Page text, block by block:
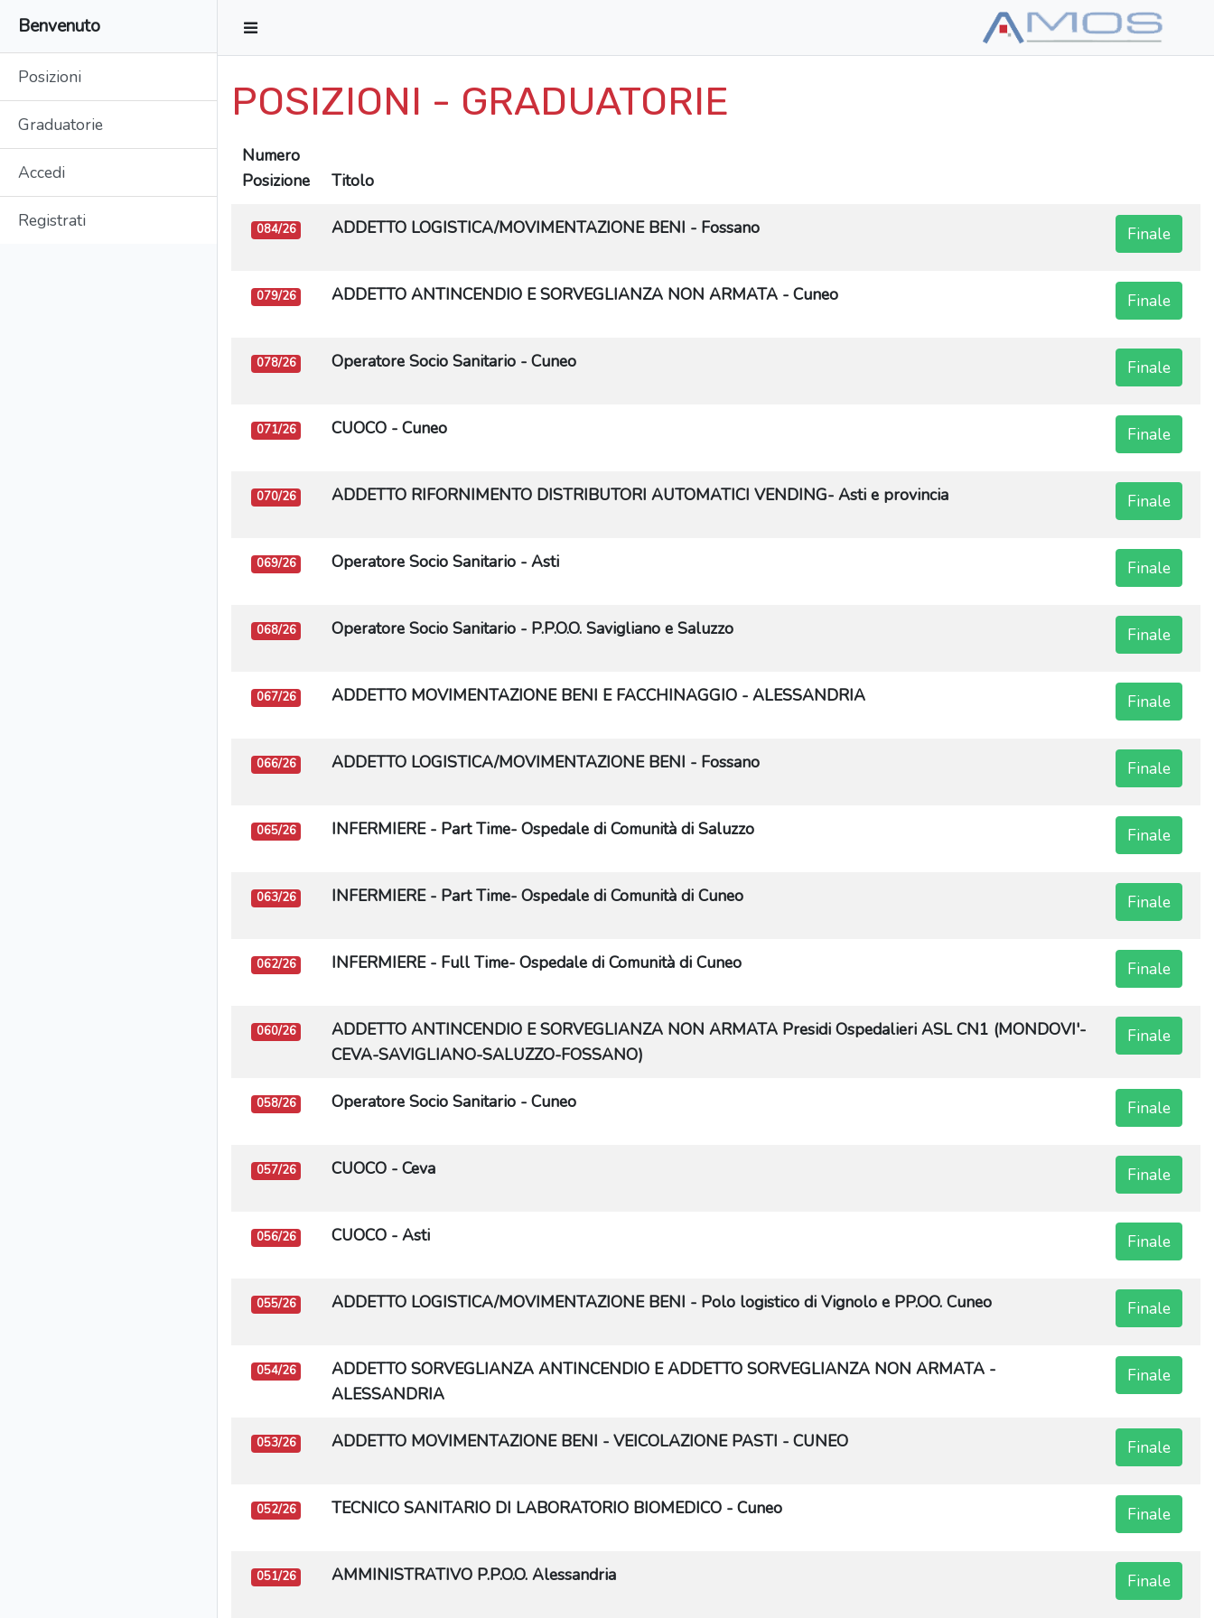
Benvenuto
Posizioni
Graduatorie
Accedi
Registrati
POSIZIONI - GRADUATORIE
Numero
Posizione
Titolo
084/26 ADDETTO LOGISTICA/MOVIMENTAZIONE BENI - Fossano Finale
079/26 ADDETTO ANTINCENDIO E SORVEGLIANZA NON ARMATA - Cuneo Finale
078/26 Operatore Socio Sanitario - Cuneo Finale
071/26 CUOCO - Cuneo Finale
070/26 ADDETTO RIFORNIMENTO DISTRIBUTORI AUTOMATICI VENDING- Asti e provincia Finale
069/26 Operatore Socio Sanitario - Asti Finale
068/26 Operatore Socio Sanitario - P.P.O.O. Savigliano e Saluzzo Finale
067/26 ADDETTO MOVIMENTAZIONE BENI E FACCHINAGGIO - ALESSANDRIA Finale
066/26 ADDETTO LOGISTICA/MOVIMENTAZIONE BENI - Fossano Finale
065/26 INFERMIERE - Part Time- Ospedale di Comunità di Saluzzo Finale
063/26 INFERMIERE - Part Time- Ospedale di Comunità di Cuneo Finale
062/26 INFERMIERE - Full Time- Ospedale di Comunità di Cuneo Finale
060/26
ADDETTO ANTINCENDIO E SORVEGLIANZA NON ARMATA Presidi Ospedalieri ASL CN1 (MONDOVI'-
CEVA-SAVIGLIANO-SALUZZO-FOSSANO)
Finale
058/26 Operatore Socio Sanitario - Cuneo Finale
057/26 CUOCO - Ceva Finale
056/26 CUOCO - Asti Finale
055/26 ADDETTO LOGISTICA/MOVIMENTAZIONE BENI - Polo logistico di Vignolo e PP.OO. Cuneo Finale
054/26
ADDETTO SORVEGLIANZA ANTINCENDIO E ADDETTO SORVEGLIANZA NON ARMATA -
ALESSANDRIA
Finale
053/26 ADDETTO MOVIMENTAZIONE BENI - VEICOLAZIONE PASTI - CUNEO Finale
052/26 TECNICO SANITARIO DI LABORATORIO BIOMEDICO - Cuneo Finale
051/26 AMMINISTRATIVO P.P.O.O. Alessandria Finale